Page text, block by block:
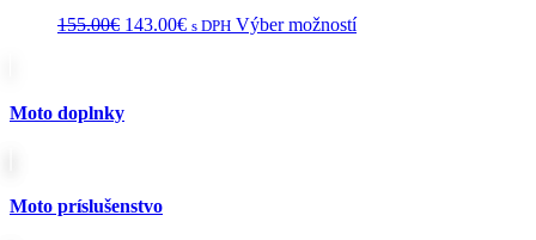
155.00€ Pôvodná
143.00€Aktuálna
s DPH Výber možnostíTento
Moto doplnky
Moto príslušenstvo